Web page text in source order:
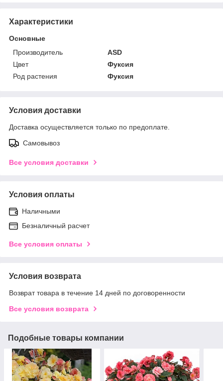
Характеристики
Основные
Производитель
ASD
Цвет
Фуксия
Род растения
Фуксия
Условия доставки
Доставка осуществляется только по предоплате.
Самовывоз
Все условия доставки
Условия оплаты
Наличными
Безналичный расчет
Все условия оплаты
Условия возврата
Возврат товара в течение 14 дней по договоренности
Все условия возврата
Подобные товары компании